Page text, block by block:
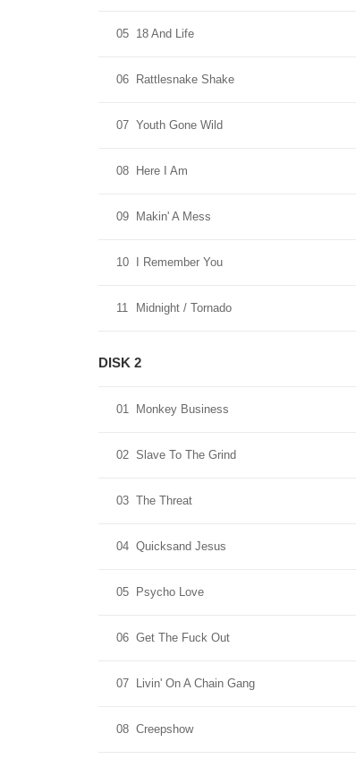
05 18 And Life
06 Rattlesnake Shake
07 Youth Gone Wild
08 Here I Am
09 Makin' A Mess
10 I Remember You
11 Midnight / Tornado
DISK 2
01 Monkey Business
02 Slave To The Grind
03 The Threat
04 Quicksand Jesus
05 Psycho Love
06 Get The Fuck Out
07 Livin' On A Chain Gang
08 Creepshow